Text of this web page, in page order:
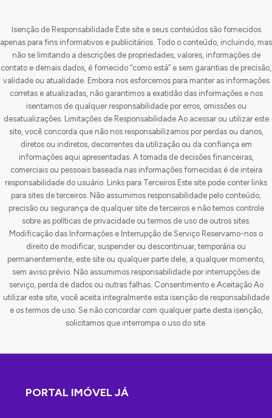
Isenção de Responsabilidade Este site e seus conteúdos são fornecidos
apenas para fins informativos e publicitários. Todo o conteúdo, incluindo, mas
não se limitando a descrições de propriedades, valores, informações de
contato e demais dados, é fornecido “como está” e sem garantias de precisão,
validade ou atualidade. Embora nos esforcemos para manter as informações
corretas e atualizadas, não garantimos a exatidão das informações e nos
isentamos de qualquer responsabilidade por erros, omissões ou
desatualizações. Limitações de Responsabilidade Ao acessar ou utilizar este
site, você concorda que não nos responsabilizamos por perdas ou danos,
diretos ou indiretos, decorrentes da utilização ou da confiança em
informações aqui apresentadas. A tomada de decisões financeiras,
comerciais ou pessoais baseada nas informações fornecidas é de inteira
responsabilidade do usuário. Links para Terceiros Este site pode conter links
para sites de terceiros. Não assumimos responsabilidade pelo conteúdo,
precisão ou segurança de qualquer site de terceiros e não temos controle
sobre as políticas de privacidade ou termos de uso de outros sites.
Modificação das Informações e Interrupção de Serviço Reservamo-nos o
direito de modificar, suspender ou descontinuar, temporária ou
permanentemente, este site ou qualquer parte dele, a qualquer momento,
sem aviso prévio. Não assumimos responsabilidade por interrupções de
serviço, perda de dados ou outras falhas. Consentimento e Aceitação Ao
utilizar este site, você aceita integralmente esta isenção de responsabilidade
e os termos de uso. Se não concordar com qualquer parte desta isenção,
solicitamos que interrompa o uso do site.
PORTAL IMÓVEL JÁ